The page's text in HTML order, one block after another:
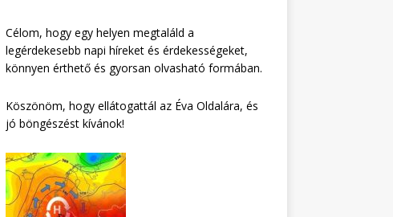
Célom, hogy egy helyen megtaláld a
legérdekesebb napi híreket és érdekességeket,
könnyen érthető és gyorsan olvasható formában.
Köszönöm, hogy ellátogattál az Éva Oldalára, és
jó böngészést kívánok!